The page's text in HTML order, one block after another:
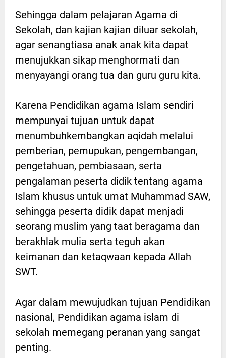
Sehingga dalam pelajaran Agama di
Sekolah, dan kajian kajian diluar sekolah,
agar senangtiasa anak anak kita dapat
menujukkan sikap menghormati dan
menyayangi orang tua dan guru guru kita.
Karena Pendidikan agama Islam sendiri
mempunyai tujuan untuk dapat
menumbuhkembangkan aqidah melalui
pemberian, pemupukan, pengembangan,
pengetahuan, pembiasaan, serta
pengalaman peserta didik tentang agama
Islam khusus untuk umat Muhammad SAW,
sehingga peserta didik dapat menjadi
seorang muslim yang taat beragama dan
berakhlak mulia serta teguh akan
keimanan dan ketaqwaan kepada Allah
SWT.
Agar dalam mewujudkan tujuan Pendidikan
nasional, Pendidikan agama islam di
sekolah memegang peranan yang sangat
penting.